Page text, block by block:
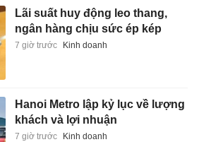
Lãi suất huy động leo thang,
ngân hàng chịu sức ép kép
7 giờ trước Kinh doanh
Hanoi Metro lập kỷ lục về lượng
khách và lợi nhuận
7 giờ trước Kinh doanh